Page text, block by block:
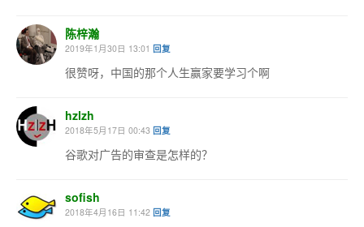
陈梓瀚
2019年1月30日 13:01 回复
很赞呀，中国的那个人生赢家要学习个啊
hzlzh
2018年5月17日 00:43 回复
谷歌对广告的审查是怎样的？
sofish
2018年4月16日 11:42 回复